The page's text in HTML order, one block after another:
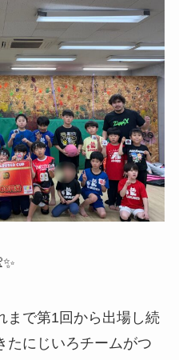
まで第1回から出場し続
たにじいろチームがつ